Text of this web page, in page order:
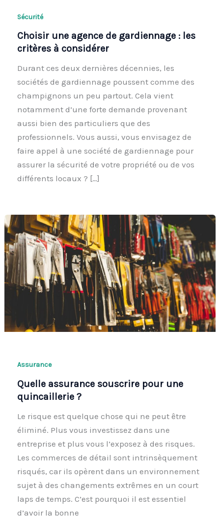
Sécurité
Choisir une agence de gardiennage : les
critères à considérer
Durant ces deux dernières décennies, les
sociétés de gardiennage poussent comme des
champignons un peu partout. Cela vient
notamment d’une forte demande provenant
aussi bien des particuliers que des
professionnels. Vous aussi, vous envisagez de
faire appel à une société de gardiennage pour
assurer la sécurité de votre propriété ou de vos
différents locaux ? […]
Assurance
Quelle assurance souscrire pour une
quincaillerie ?
Le risque est quelque chose qui ne peut être
éliminé. Plus vous investissez dans une
entreprise et plus vous l’exposez à des risques.
Les commerces de détail sont intrinsèquement
risqués, car ils opèrent dans un environnement
sujet à des changements extrêmes en un court
laps de temps. C’est pourquoi il est essentiel
d’avoir la bonne